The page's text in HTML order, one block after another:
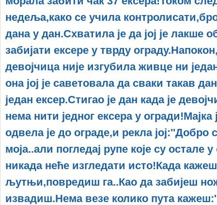
недеља,како се учила
дана у дан.Схватила је да јој је лакше
забијати ексере у тврду
девојчица није изгубила живце ни
она јој је саветовала да сваки такав
један ексер.Стигао је дан када је
нема нити једног ексера у огради!Мајка
одвела је до ограде,и рекла јој:''Добро
моја..али погледај рупе које су остале
никада неће изгледати исто!Када
љутњи,повредиш га..Као да забијеш
извадиш.Нема везе колико пута